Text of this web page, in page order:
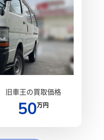
旧車王の買取価格
50万円